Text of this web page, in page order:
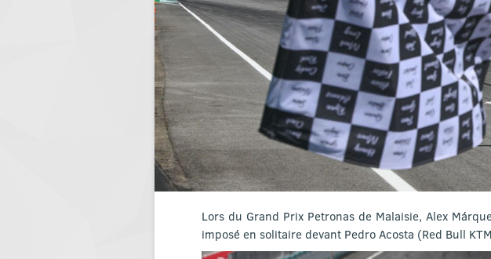
Lors du Grand Prix Petronas de Malaisie, Alex
imposé en solitaire devant Pedro Acosta (Red Bull